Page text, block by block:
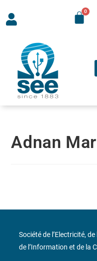
Adnan
Société de l’Electricité,
de l’Information et de la